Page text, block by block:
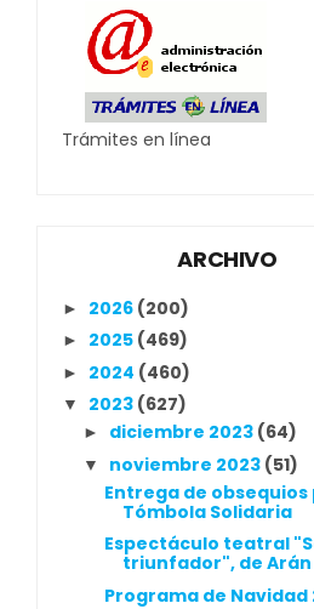
Trámites en línea
ARCHIVO
► 2026 (200)
► 2025 (469)
► 2024 (460)
▼ 2023 (627)
► diciembre 2023 (64)
▼ noviembre 2023 (51)
Entrega de obsequios
Tómbola Solidaria
Espectáculo teatral
triunfador", de Arán
Programa de Navidad